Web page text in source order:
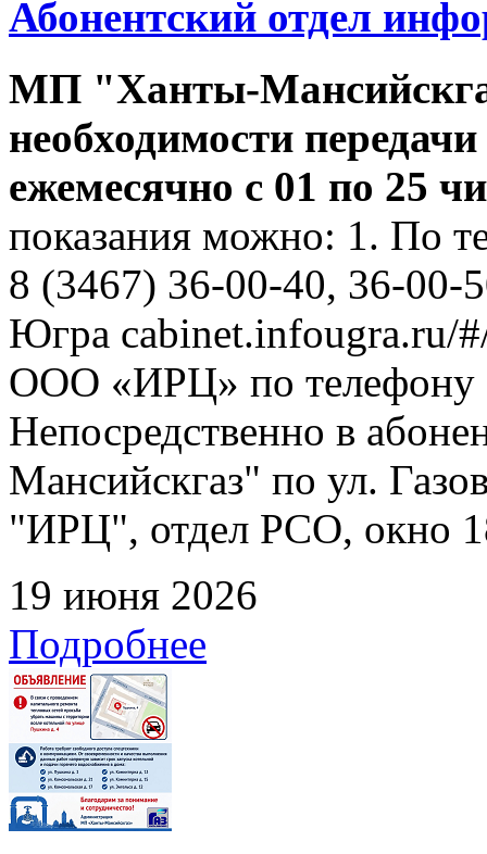
Абонентский отдел
МП "Ханты-
необходимости
ежемесячно с 01 по 25
показания можно: 1. По
8 (3467) 36-00-40, 36-00-
Югра cabinet.infougra.ru/
ООО «ИРЦ» по телефону
Непосредственно в
Мансийскгаз" по ул.
"ИРЦ", отдел РСО, окно
19 июня 2026
Подробнее